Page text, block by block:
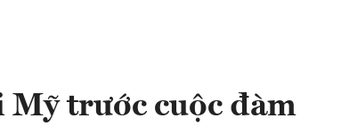
trước cuộc đàm